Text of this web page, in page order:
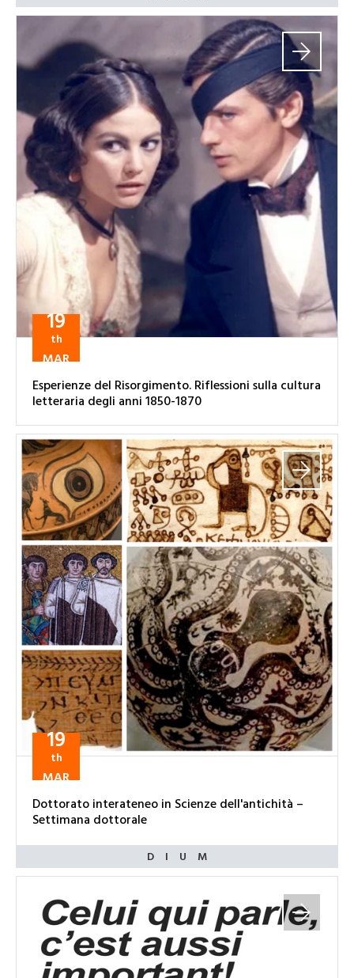
19
th
MAR
Esperienze del Risorgimento. Riflessioni sulla cultura
letteraria degli anni 1850-1870
19
th
MAR
Dottorato interateneo in Scienze dell'antichità –
Settimana dottorale